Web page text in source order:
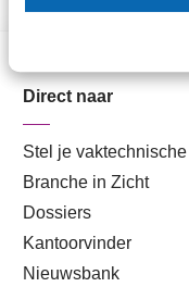
Direct naar
Stel je
Branche in Zicht
Dossiers
Kantoorvinder
Nieuwsbank